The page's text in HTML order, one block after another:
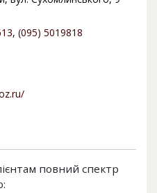
, (095) 5019818
повний спектр